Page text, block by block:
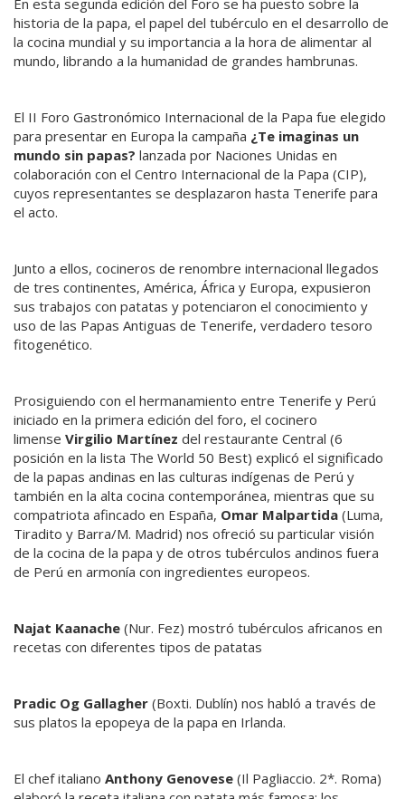
historia de la papa, el papel del tubérculo en el desarrollo de
la cocina mundial y su importancia a la hora de alimentar al
mundo, librando a la humanidad de grandes hambrunas.
El II Foro Gastronómico Internacional de la Papa fue elegido
para presentar en Europa la campaña ¿Te imaginas un
mundo sin papas? lanzada por Naciones Unidas en
colaboración con el Centro Internacional de la Papa (CIP),
cuyos representantes se desplazaron hasta Tenerife para
el acto.
Junto a ellos, cocineros de renombre internacional llegados
de tres continentes, América, África y Europa, expusieron
sus trabajos con patatas y potenciaron el conocimiento y
uso de las Papas Antiguas de Tenerife, verdadero tesoro
fitogenético.
Prosiguiendo con el hermanamiento entre Tenerife y Perú
iniciado en la primera edición del foro, el cocinero
limense Virgilio Martínez del restaurante Central (6
posición en la lista The World 50 Best) explicó el significado
de la papas andinas en las culturas indígenas de Perú y
también en la alta cocina contemporánea, mientras que su
compatriota afincado en España, Omar Malpartida (Luma,
Tiradito y Barra/M. Madrid) nos ofreció su particular visión
de la cocina de la papa y de otros tubérculos andinos fuera
de Perú en armonía con ingredientes europeos.
Najat Kaanache (Nur. Fez) mostró tubérculos africanos en
recetas con diferentes tipos de patatas
Pradic Og Gallagher (Boxti. Dublín) nos habló a través de
sus platos la epopeya de la papa en Irlanda.
El chef italiano Anthony Genovese (Il Pagliaccio. 2*. Roma)